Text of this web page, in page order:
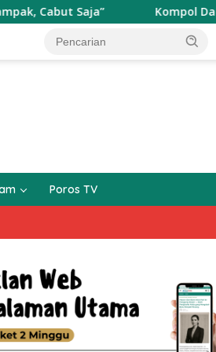
Kompol Darmarwati, SH, MM,
Poros TV